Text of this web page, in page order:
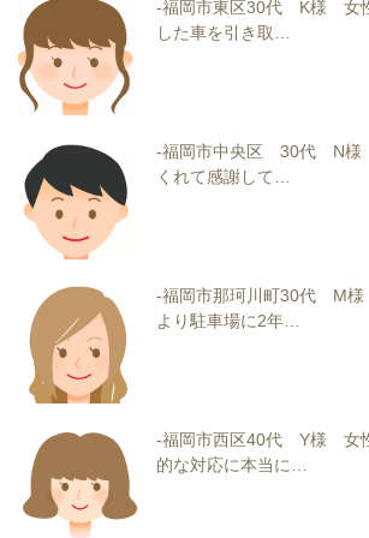
-福岡市東区30代 K様 女
した車を引き取…
-福岡市中央区 30代 N様
くれて感謝して…
-福岡市那珂川町30代 M
より駐車場に2年…
-福岡市西区40代 Y様 女
的な対応に本当に…